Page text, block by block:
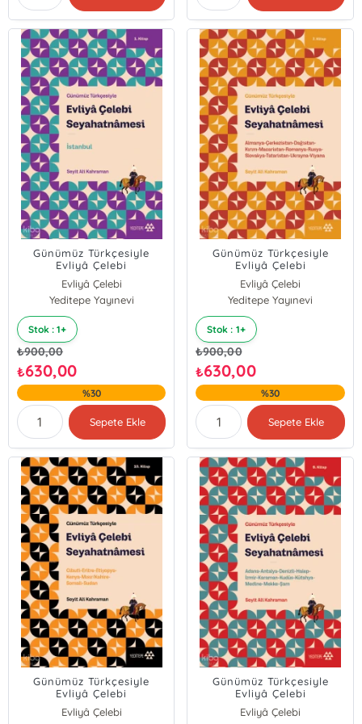
Günümüz Türkçesiyle
Evliyâ Çelebi
Seyahatnâmesi 1. Kitap
Evliyâ Çelebi
Yeditepe Yayınevi
Stok : 1+
₺900,00
₺630,00
%30
Sepete Ekle
Günümüz Türkçesiyle
Evliyâ Çelebi
Seyahatnâmesi 7.
Kitap;Almanya-
Çerkezistan-Dağıstan-
Kırım-Macaristan-
Romanya-Rusya-
Slovakya-Tataristan-
Ukranya-Viyana
Evliyâ Çelebi
Yeditepe Yayınevi
Stok : 1+
₺900,00
₺630,00
%30
Sepete Ekle
Günümüz Türkçesiyle
Evliyâ Çelebi
Seyahatnâmesi 10.
Kitap;Cibuti-Eritre-
Evliyâ Çelebi
Günümüz Türkçesiyle
Evliyâ Çelebi
Seyahatnâmesi 9. Kitap
;Adana-Antalya-Denizli-
Evliyâ Çelebi